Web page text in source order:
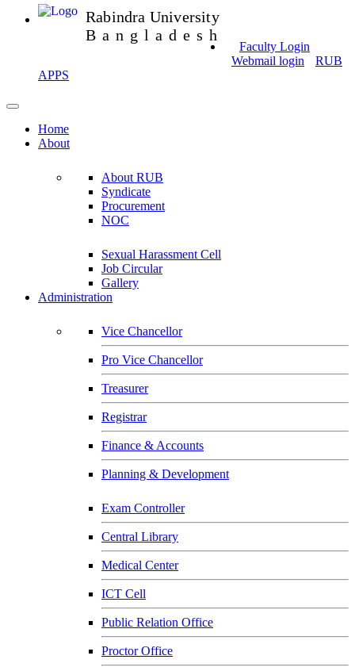
Rabindra University
Bangladesh
Faculty Login
Webmail login
RUB
APPS
Home
About
About RUB
Syndicate
Procurement
NOC
Sexual Harassment Cell
Job Circular
Gallery
Administration
Vice Chancellor
Pro Vice Chancellor
Treasurer
Registrar
Finance & Accounts
Planning & Development
Exam Controller
Central Library
Medical Center
ICT Cell
Public Relation Office
Proctor Office